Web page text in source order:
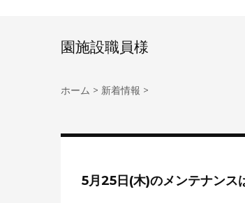
園施設職員様
ホーム > 新着情報 >
5月25日(木)のメンテナンス